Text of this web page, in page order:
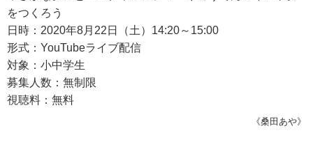
をつくろう
日時：2020年8月22日（土）14:20～15:00
形式：YouTubeライブ配信
対象：小中学生
募集人数：無制限
視聴料：無料
《桑田あや》